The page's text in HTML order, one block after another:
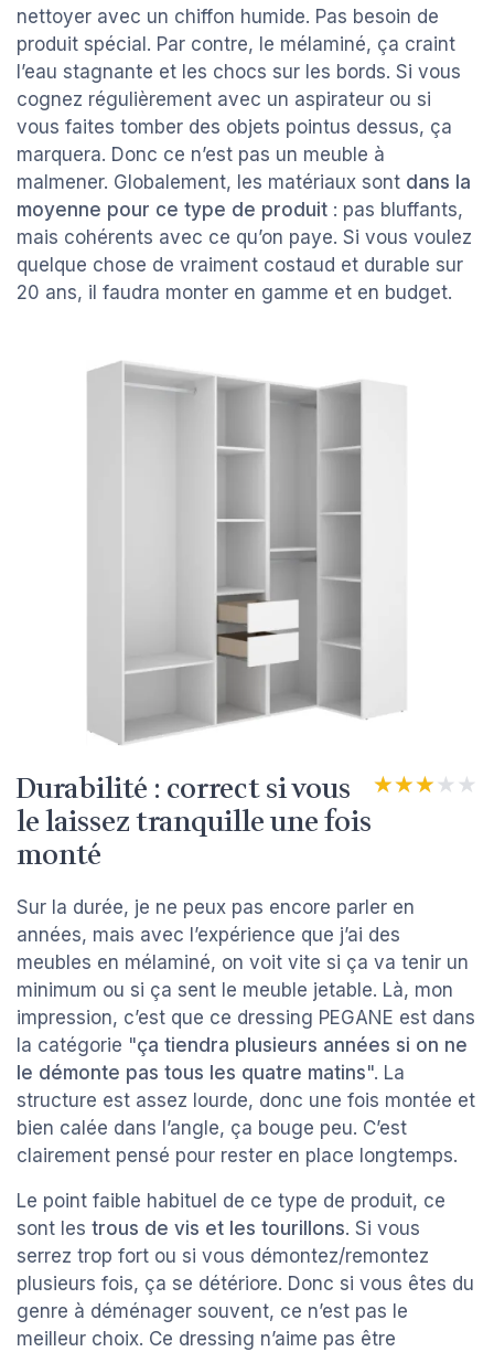
nettoyer avec un chiffon humide. Pas besoin de
produit spécial. Par contre, le mélaminé, ça craint
l’eau stagnante et les chocs sur les bords. Si vous
cognez régulièrement avec un aspirateur ou si
vous faites tomber des objets pointus dessus, ça
marquera. Donc ce n’est pas un meuble à
malmener. Globalement, les matériaux sont dans la
moyenne pour ce type de produit : pas bluffants,
mais cohérents avec ce qu’on paye. Si vous voulez
quelque chose de vraiment costaud et durable sur
20 ans, il faudra monter en gamme et en budget.
Durabilité : correct si vous
le laissez tranquille une fois
monté
★★★★★
★★★★★
Sur la durée, je ne peux pas encore parler en
années, mais avec l’expérience que j’ai des
meubles en mélaminé, on voit vite si ça va tenir un
minimum ou si ça sent le meuble jetable. Là, mon
impression, c’est que ce dressing PEGANE est dans
la catégorie "ça tiendra plusieurs années si on ne
le démonte pas tous les quatre matins". La
structure est assez lourde, donc une fois montée et
bien calée dans l’angle, ça bouge peu. C’est
clairement pensé pour rester en place longtemps.
Le point faible habituel de ce type de produit, ce
sont les trous de vis et les tourillons. Si vous
serrez trop fort ou si vous démontez/remontez
plusieurs fois, ça se détériore. Donc si vous êtes du
genre à déménager souvent, ce n’est pas le
meilleur choix. Ce dressing n’aime pas être